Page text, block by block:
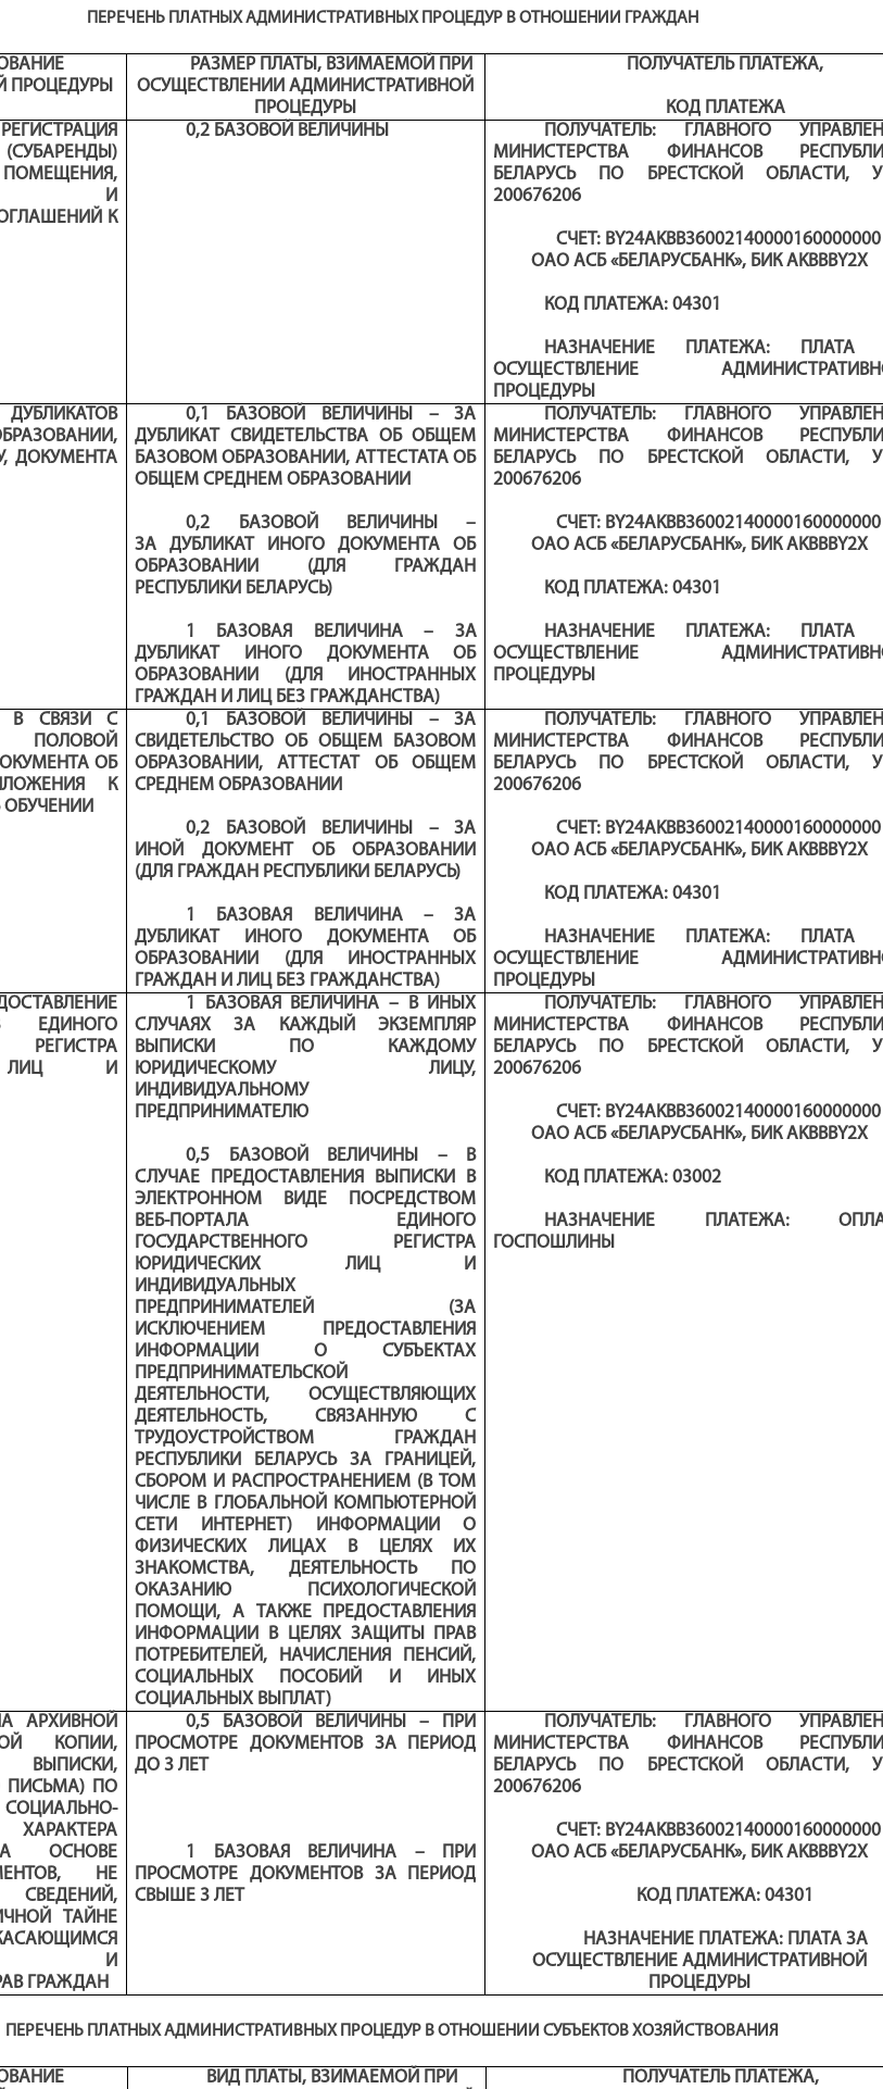
ПЕРЕЧЕНЬ ПЛАТНЫХ АДМИНИСТРАТИВНЫХ ПРОЦЕДУР В ОТНОШЕНИИ ГРАЖДАН
ПРОЦЕДУРЫ
РАЗМЕР ПЛАТЫ, ВЗИМАЕМОЙ ПРИ
ОСУЩЕСТВЛЕНИИ АДМИНИСТРАТИВНОЙ
ПРОЦЕДУРЫ
ПОЛУЧАТЕЛЬ ПЛАТЕЖА,
КОД ПЛАТЕЖА
И
К
0,2 БАЗОВОЙ ВЕЛИЧИНЫ
ПОЛУЧАТЕЛЬ: ГЛАВНОГО
МИНИСТЕРСТВА ФИНАНСОВ
БЕЛАРУСЬ ПО БРЕСТСКОЙ ОБЛАСТИ,
200676206
СЧЕТ:
ОАО АСБ «БЕЛАРУСБАНК», БИК AKBBBY2X
КОД ПЛАТЕЖА: 04301
НАЗНАЧЕНИЕ ПЛАТЕЖА: ПЛАТА
ОСУЩЕСТВЛЕНИЕ
ПРОЦЕДУРЫ
ДОКУМЕНТА
0,1 БАЗОВОЙ ВЕЛИЧИНЫ – ЗА
ДУБЛИКАТ СВИДЕТЕЛЬСТВА ОБ ОБЩЕМ
БАЗОВОМ ОБРАЗОВАНИИ, АТТЕСТАТА ОБ
ОБЩЕМ СРЕДНЕМ ОБРАЗОВАНИИ
0,2 БАЗОВОЙ ВЕЛИЧИНЫ –
ЗА
ДУБЛИКАТ ИНОГО ДОКУМЕНТА ОБ
ОБРАЗОВАНИИ (ДЛЯ ГРАЖДАН
РЕСПУБЛИКИ БЕЛАРУСЬ)
1 БАЗОВАЯ ВЕЛИЧИНА –
ЗА
ДУБЛИКАТ ИНОГО ДОКУМЕНТА ОБ
ОБРАЗОВАНИИ (ДЛЯ ИНОСТРАННЫХ
ГРАЖДАН И ЛИЦ БЕЗ ГРАЖДАНСТВА)
ПОЛУЧАТЕЛЬ: ГЛАВНОГО
МИНИСТЕРСТВА ФИНАНСОВ
БЕЛАРУСЬ ПО БРЕСТСКОЙ ОБЛАСТИ,
200676206
СЧЕТ:
ОАО АСБ «БЕЛАРУСБАНК», БИК AKBBBY2X
КОД ПЛАТЕЖА: 04301
НАЗНАЧЕНИЕ ПЛАТЕЖА: ПЛАТА
ОСУЩЕСТВЛЕНИЕ
ПРОЦЕДУРЫ
В СВЯЗИ С
ОБ
К
0,1 БАЗОВОЙ ВЕЛИЧИНЫ – ЗА
СВИДЕТЕЛЬСТВО ОБ ОБЩЕМ БАЗОВОМ
ОБРАЗОВАНИИ, АТТЕСТАТ ОБ ОБЩЕМ
СРЕДНЕМ ОБРАЗОВАНИИ
0,2 БАЗОВОЙ ВЕЛИЧИНЫ – ЗА
ИНОЙ
ДОКУМЕНТ ОБ ОБРАЗОВАНИИ
(ДЛЯ ГРАЖДАН РЕСПУБЛИКИ БЕЛАРУСЬ)
1 БАЗОВАЯ ВЕЛИЧИНА – ЗА
ДУБЛИКАТ ИНОГО ДОКУМЕНТА ОБ
ОБРАЗОВАНИИ (ДЛЯ ИНОСТРАННЫХ
ГРАЖДАН И ЛИЦ БЕЗ ГРАЖДАНСТВА)
ПОЛУЧАТЕЛЬ: ГЛАВНОГО
МИНИСТЕРСТВА ФИНАНСОВ
БЕЛАРУСЬ ПО БРЕСТСКОЙ ОБЛАСТИ,
200676206
СЧЕТ:
ОАО АСБ «БЕЛАРУСБАНК», БИК AKBBBY2X
КОД ПЛАТЕЖА: 04301
НАЗНАЧЕНИЕ ПЛАТЕЖА: ПЛАТА
ОСУЩЕСТВЛЕНИЕ
ПРОЦЕДУРЫ
ЕДИНОГО
РЕГИСТРА
ЛИЦ И
1 БАЗОВАЯ ВЕЛИЧИНА – В ИНЫХ
СЛУЧАЯХ ЗА КАЖДЫЙ ЭКЗЕМПЛЯР
ВЫПИСКИ ПО КАЖДОМУ
ЮРИДИЧЕСКОМУ ЛИЦУ,
ИНДИВИДУАЛЬНОМУ
ПРЕДПРИНИМАТЕЛЮ
0,5 БАЗОВОЙ ВЕЛИЧИНЫ – В
СЛУЧАЕ ПРЕДОСТАВЛЕНИЯ ВЫПИСКИ В
ЭЛЕКТРОННОМ ВИДЕ ПОСРЕДСТВОМ
ВЕБ-ПОРТАЛА ЕДИНОГО
ГОСУДАРСТВЕННОГО РЕГИСТРА
ЮРИДИЧЕСКИХ ЛИЦ И
ИНДИВИДУАЛЬНЫХ
ПРЕДПРИНИМАТЕЛЕЙ (ЗА
ИСКЛЮЧЕНИЕМ ПРЕДОСТАВЛЕНИЯ
ИНФОРМАЦИИ О СУБЪЕКТАХ
ПРЕДПРИНИМАТЕЛЬСКОЙ
ДЕЯТЕЛЬНОСТИ, ОСУЩЕСТВЛЯЮЩИХ
ДЕЯТЕЛЬНОСТЬ, СВЯЗАННУЮ С
ТРУДОУСТРОЙСТВОМ ГРАЖДАН
РЕСПУБЛИКИ БЕЛАРУСЬ ЗА ГРАНИЦЕЙ,
СБОРОМ И РАСПРОСТРАНЕНИЕМ (В ТОМ
ЧИСЛЕ В ГЛОБАЛЬНОЙ КОМПЬЮТЕРНОЙ
СЕТИ ИНТЕРНЕТ) ИНФОРМАЦИИ О
ФИЗИЧЕСКИХ ЛИЦАХ В ЦЕЛЯХ ИХ
ЗНАКОМСТВА, ДЕЯТЕЛЬНОСТЬ ПО
ОКАЗАНИЮ ПСИХОЛОГИЧЕСКОЙ
ПОМОЩИ, А ТАКЖЕ ПРЕДОСТАВЛЕНИЯ
ИНФОРМАЦИИ В ЦЕЛЯХ ЗАЩИТЫ ПРАВ
ПОТРЕБИТЕЛЕЙ, НАЧИСЛЕНИЯ ПЕНСИЙ,
СОЦИАЛЬНЫХ ПОСОБИЙ И ИНЫХ
СОЦИАЛЬНЫХ ВЫПЛАТ)
ПОЛУЧАТЕЛЬ: ГЛАВНОГО
МИНИСТЕРСТВА ФИНАНСОВ
БЕЛАРУСЬ ПО БРЕСТСКОЙ ОБЛАСТИ,
200676206
СЧЕТ:
ОАО АСБ «БЕЛАРУСБАНК», БИК AKBBBY2X
КОД ПЛАТЕЖА: 03002
НАЗНАЧЕНИЕ ПЛАТЕЖА:
ГОСПОШЛИН Ы
АРХИВНОЙ
КОПИИ,
ПИСЬМА) ПО
ОСНОВЕ
НЕ
ТАЙНЕ
И
ГРАЖДАН
0,5 БАЗОВОЙ ВЕЛИЧИНЫ – ПРИ
ПРОСМОТРЕ ДОКУМЕНТОВ ЗА ПЕРИОД
ДО 3 ЛЕТ
1 БАЗОВАЯ ВЕЛИЧИНА – ПРИ
ПРОСМОТРЕ ДОКУМЕНТОВ ЗА ПЕРИОД
СВЫШЕ 3 ЛЕТ
ПОЛУЧАТЕЛЬ: ГЛАВНОГО
МИНИСТЕРСТВА ФИНАНСОВ
БЕЛАРУСЬ ПО БРЕСТСКОЙ ОБЛАСТИ,
200676206
СЧЕТ:
ОАО АСБ «БЕЛАРУСБАНК», БИК AKBBBY2X
КОД ПЛАТЕЖА: 04301
НАЗНАЧЕНИЕ ПЛАТЕЖА: ПЛАТА ЗА
ОСУЩЕСТВЛЕНИЕ АДМИНИСТРАТИВНОЙ
ПРОЦЕДУРЫ
ПЕРЕЧЕНЬ ПЛАТНЫХ АДМИНИСТРАТИВНЫХ ПРОЦЕДУР В ОТНОШЕНИИ СУБЪЕКТОВ ХОЗЯЙСТВОВАНИЯ
ВИД ПЛАТЫ, ВЗИМАЕМОЙ ПРИ ПОЛУЧАТЕЛЬ ПЛАТЕЖА,